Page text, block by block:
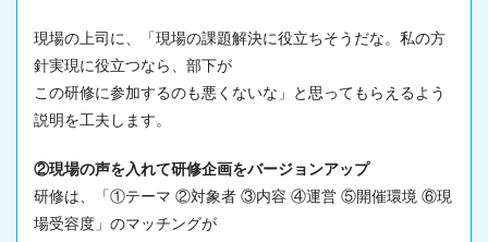
現場の上司に、「 現場の課題解決に役立ちそうだな。私の方
針実現に役立つなら、部下が
この研修に参加するのも悪くないな」と思ってもらえるよう
説明を工夫します。
②現場の声を入れて研修企画をバージョンアップ
研修は、「①テーマ ②対象者 ③内容 ④運営 ⑤開催環境 ⑥現
場受容度」のマッチングが